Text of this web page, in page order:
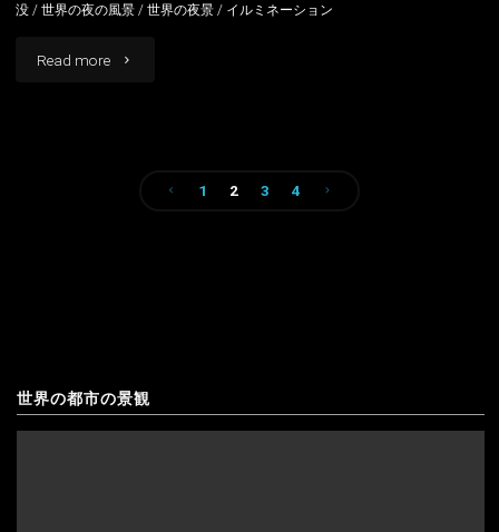
景"
没 /世界の夜の風景 /世界の夜景 / イルミネーション
Read more "夜
タ
1 2 3 4
世界の都市の景観